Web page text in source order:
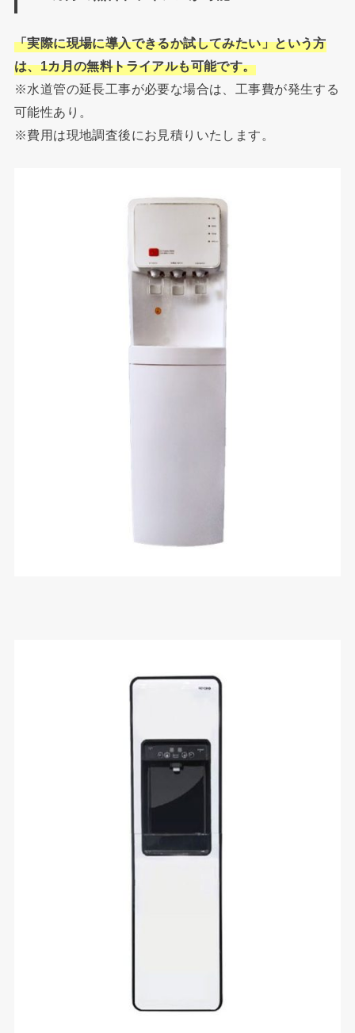
「実際に現場に導入できるか試してみたい」という方
は、1カ月の無料トライアルも可能です。
※水道管の延長工事が必要な場合は、工事費が発生する
可能性あり。
※費用は現地調査後にお見積りいたします。